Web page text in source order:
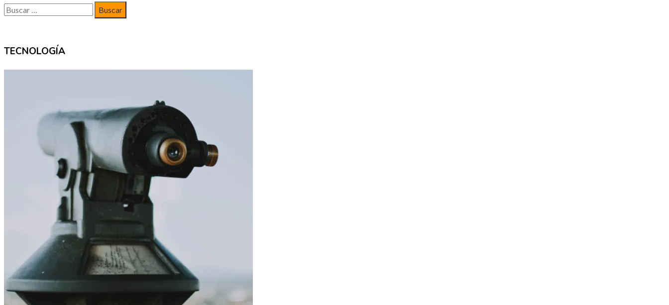
Buscar:
TECNOLOGÍA